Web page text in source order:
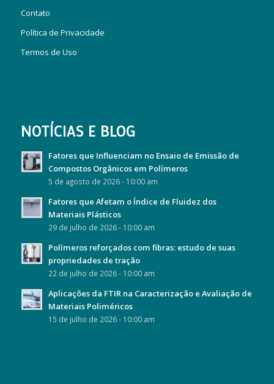
Contato
Política de Privacidade
Termos de Uso
NOTÍCIAS E BLOG
Fatores que Influenciam no Ensaio de Emissão de
Compostos Orgânicos em Polímeros
5 de agosto de 2026 - 10:00 am
Fatores que Afetam o Índice de Fluidez dos
Materiais Plásticos
29 de julho de 2026 - 10:00 am
Polímeros reforçados com fibras: estudo de suas
propriedades de tração
22 de julho de 2026 - 10:00 am
Aplicações da FTIR na Caracterização e Avaliação de
Materiais Poliméricos
15 de julho de 2026 - 10:00 am